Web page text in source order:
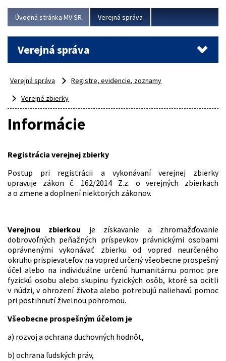
Úvodná stránka MV SR Verejná správa
Verejná správa
Verejná správa
Registre, evidencie, zoznamy
Verejné zbierky
Informácie
Registrácia verejnej zbierky
Postup pri registrácii a vykonávaní verejnej zbierky
upravuje zákon č. 162/2014 Z.z. o verejných zbierkach
a o zmene a doplnení niektorých zákonov.
Verejnou zbierkou je získavanie a zhromažďovanie
dobrovoľných peňažných príspevkov právnickými osobami
oprávnenými vykonávať zbierku od vopred neurčeného
okruhu prispievateľov na vopred určený všeobecne prospešný
účel alebo na individuálne určenú humanitárnu pomoc pre
fyzickú osobu alebo skupinu fyzických osôb, ktoré sa ocitli
v núdzi, v ohrození života alebo potrebujú naliehavú pomoc
pri postihnutí živelnou pohromou.
Všeobecne prospešným účelom je
a) rozvoj a ochrana duchovných hodnôt,
b) ochrana ľudských práv,